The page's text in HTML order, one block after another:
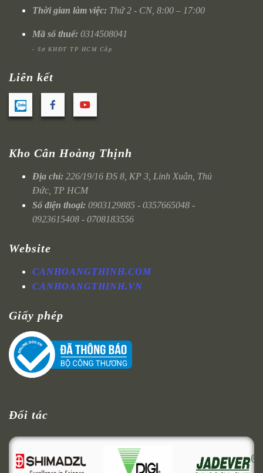
Thời gian làm việc: Thứ 2 - CN, 8:00 – 17:00
Mã số thuế: 0314508041
- Sở KHĐT TP HCM Cấp
Liên kết
Kho Cân Hoàng Thịnh
Địa chỉ: 226/19/16 ĐS 8, KP 3, Linh Xuân, Thủ
Đức, TP HCM
Số điện thoại: 0903129885 - 0357665048 -
0923615408 - 0708183556
Website
CANHOANGTHINH.COM
CANHOANGTHINH.VN
Giấy phép
Đối tác